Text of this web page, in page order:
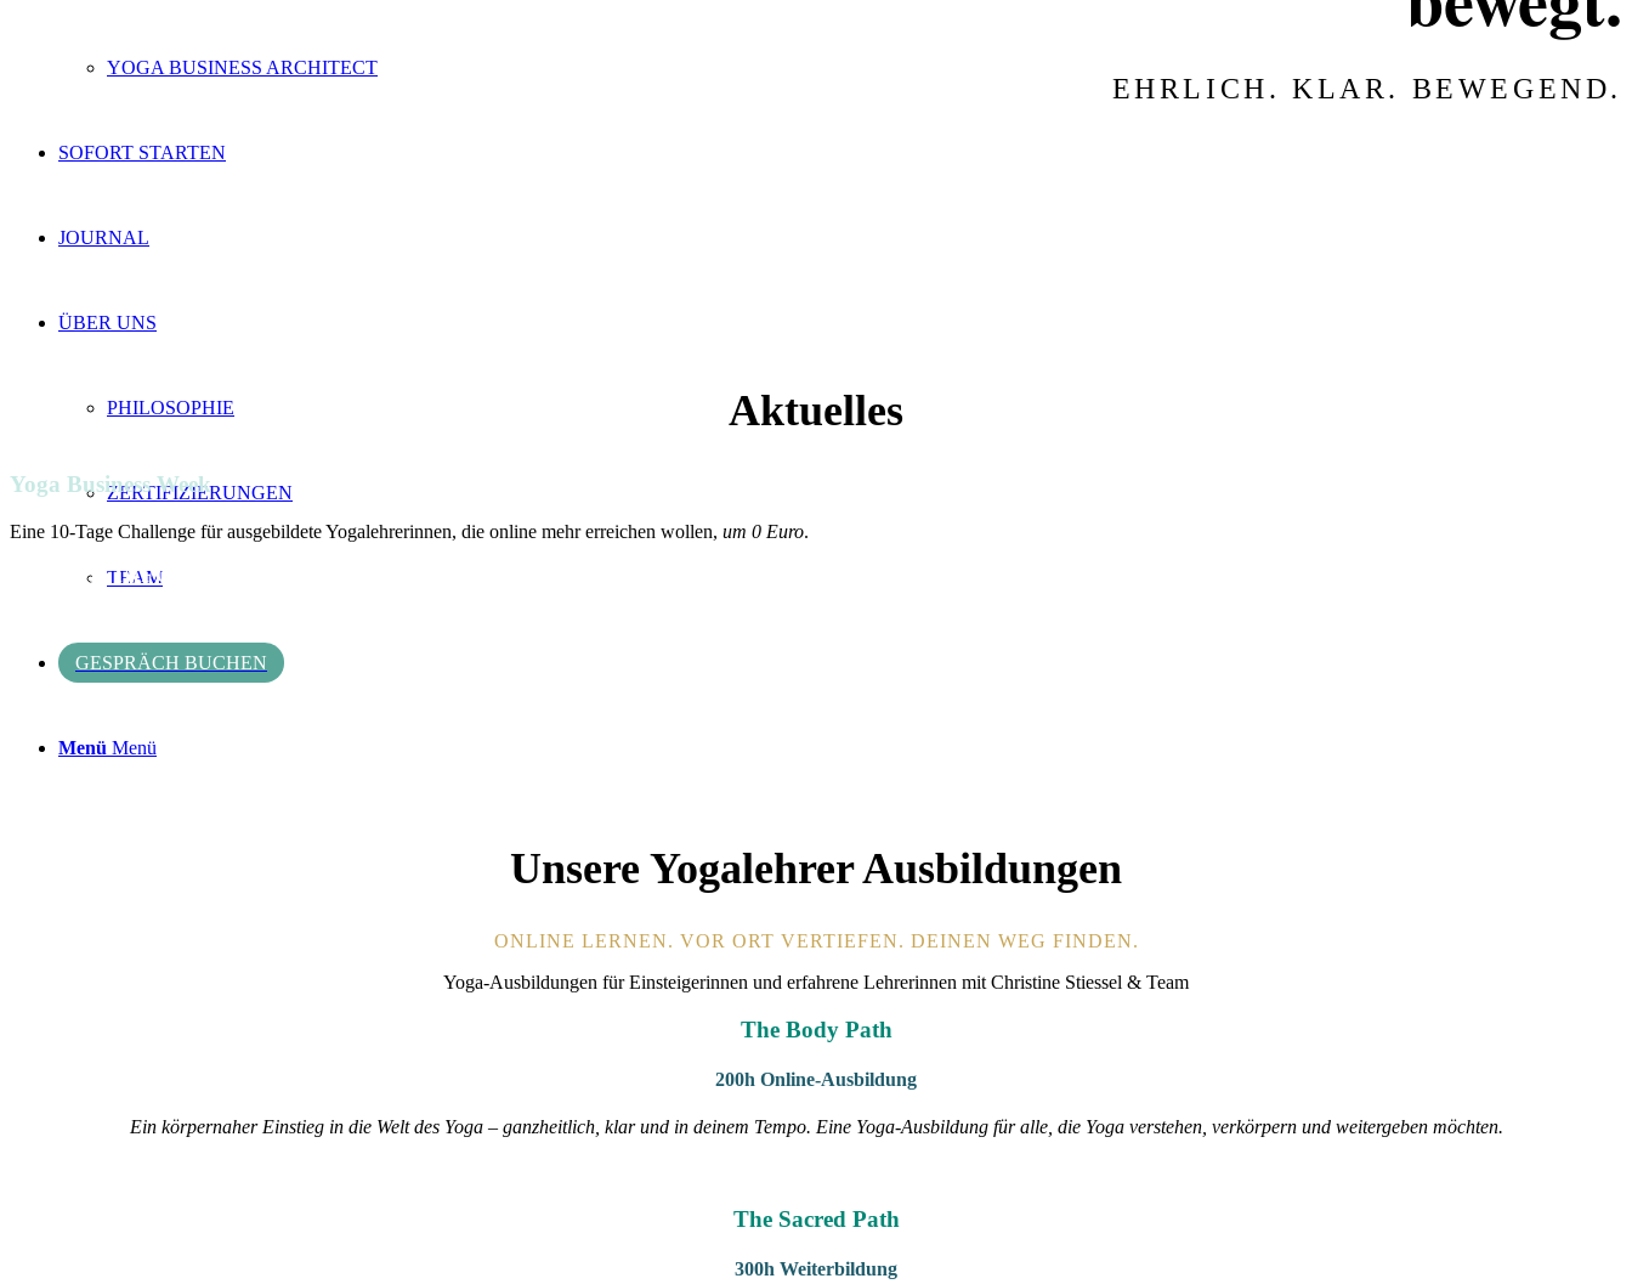
YOGA BUSINESS ARCHITECT
SOFORT STARTEN
JOURNAL
ÜBER UNS
PHILOSOPHIE
ZERTIFIZIERUNGEN
TEAM
GESPRÄCH BUCHEN
Menü Menü
EHRLICH. KLAR. BEWEGEND.
Aktuelles
Yoga Business Week
Eine 10-Tage Challenge für ausgebildete Yogalehrerinnen, die online mehr erreichen wollen, um 0 Euro.
MEHR INFO
Unsere Yogalehrer Ausbildungen
ONLINE LERNEN. VOR ORT VERTIEFEN. DEINEN WEG FINDEN.
Yoga-Ausbildungen für Einsteigerinnen und erfahrene Lehrerinnen mit Christine Stiessel & Team
The Body Path
200h Online-Ausbildung
Ein körpernaher Einstieg in die Welt des Yoga – ganzheitlich, klar und in deinem Tempo. Eine Yoga-Ausbildung für alle, die Yoga verstehen, verkörpern und weitergeben möchten.
The Sacred Path
300h Weiterbildung